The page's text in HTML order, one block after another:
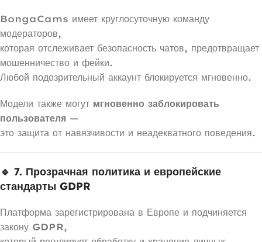
BongaCams имеет круглосуточную команду
модераторов,
которая отслеживает безопасность чатов, предотвращает
мошенничество и фейки.
Любой подозрительный аккаунт блокируется мгновенно.
Модели также могут мгновенно заблокировать
пользователя —
это защита от навязчивости и неадекватного поведения.
🔹 7. Прозрачная политика и европейские
стандарты GDPR
Платформа зарегистрирована в Европе и подчиняется
закону GDPR,